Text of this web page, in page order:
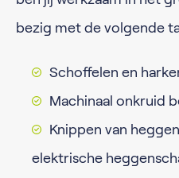
bezig met de volgende
Schoffelen en
Machinaal onkruid
Knippen van
elektrische